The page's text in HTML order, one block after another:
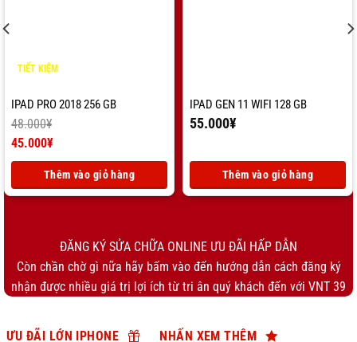
TIẾT KIỆM
IPAD PRO 2018 256 GB
48.000¥
Giá
48.000¥.
45.000¥
tại
là:
Thêm vào giỏ hàng
IPAD GEN 11 WIFI 128 GB
55.000¥
Thêm vào giỏ hàng
ĐĂNG KÝ SỬA CHỮA ONLINE ƯU ĐÃI HẤP DẪN
Còn chần chờ gì nữa hãy bấm vào đến hướng dẫn cách đăng ký
nhận được nhiều giá trị lợi ích từ tri ân quý khách đến với VNT 39
ƯU ĐÃI LỚN IPHONE NHẤN XEM THÊM